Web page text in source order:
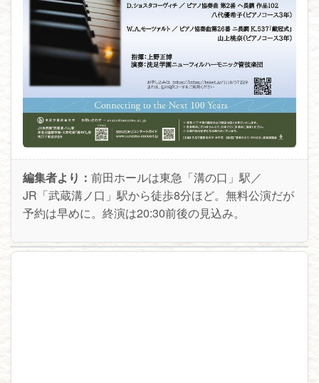
編集者より： 前田ホールは東急「溝の口」駅／
JR「武蔵溝ノ口」駅から徒歩8分ほど。無料公演だが
予約は早めに。終演は20:30前後の見込み。